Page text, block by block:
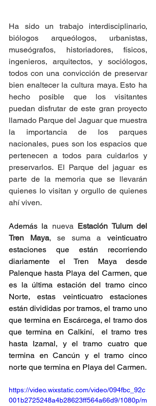
Ha sido un trabajo interdisciplinario,
biólogos arqueólogos, urbanistas,
museógrafos, historiadores, físicos,
ingenieros, arquitectos, y sociólogos,
todos con una convicción de preservar
bien enaltecer la cultura maya. Esto ha
hecho posible que los visitantes
puedan disfrutar de este gran proyecto
llamado Parque del Jaguar que muestra
la importancia de los parques
nacionales, pues son los espacios que
pertenecen a todos para cuidarlos y
preservarlos. El Parque del jaguar es
parte de la memoria que se llevarán
quienes lo visitan y orgullo de quienes
ahí viven.
Además la nueva Estación Tulum del
Tren Maya, se suma a veinticuatro
estaciones que están recorriendo
diariamente el Tren Maya desde
Palenque hasta Playa del Carmen, que
es la última estación del tramo cinco
Norte, estas veinticuatro estaciones
están divididas por tramos, el tramo uno
que termina en Escárcega, el tramo dos
que termina en Calkiní,  el tramo tres
hasta Izamal, y el tramo cuatro que
termina en Cancún y el tramo cinco
https://video.wixstatic.com/video/094fbc_92c
001b2725248a4b28623ff564a66d9/1080p/m